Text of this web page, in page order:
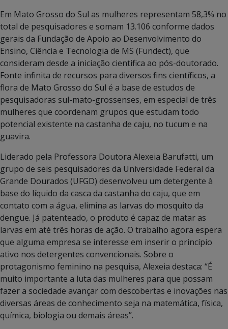
Em Mato Grosso do Sul as mulheres representam 58,3% no
total de pesquisadores e somam 13.106 conforme dados
gerais da Fundação de Apoio ao Desenvolvimento do
Ensino, Ciência e Tecnologia de MS (Fundect), que
consideram desde a iniciação cientifica ao pós-doutorado.
Fonte infinita de recursos para diversos fins científicos, a
flora de Mato Grosso do Sul é a base de estudos de
pesquisadoras sul-mato-grossenses, em especial de três
mulheres que coordenam grupos que estudam todo
potencial existente na castanha de caju, no tucum e na
guavira.
Liderado pela Professora Doutora Alexeia Barufatti, um
grupo de seis pesquisadores da Universidade Federal da
Grande Dourados (UFGD) desenvolveu um detergente à
base do líquido da casca da castanha do caju, que em
contato com a água, elimina as larvas do mosquito da
dengue. Já patenteado, o produto é capaz de matar as
larvas em até três horas de ação. O trabalho agora espera
que alguma empresa se interesse em inserir o princípio
ativo nos detergentes convencionais. Sobre o
protagonismo feminino na pesquisa, Alexeia destaca: “É
muito importante a luta das mulheres para que possam
fazer a sociedade avançar com descobertas e inovações nas
diversas áreas de conhecimento seja na matemática, física,
química, biologia ou demais áreas”.